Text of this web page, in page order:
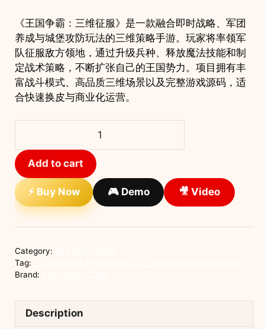
《王国争霸：三维征服》是一款融合即时战略、军团
养成与城堡攻防玩法的三维策略手游。玩家将率领军
队征服敌方领地，通过升级兵种、释放魔法技能和制
定战术策略，不断扩张自己的王国势力。项目拥有丰
富战斗模式、高品质三维场景以及完整游戏源码，适
合快速换皮与商业化运营。
战
争
策
略
手
游
整
源
｜
Add to cart
⚡ Buy Now 🎮 Demo 🎥 Video
Category:
Tag:
Brand:
Description